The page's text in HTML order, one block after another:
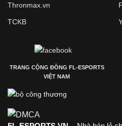
Thronmax.vn
TCKB
TRANG CỘNG ĐỒNG FL-ESPORTS
VIỆT NAM